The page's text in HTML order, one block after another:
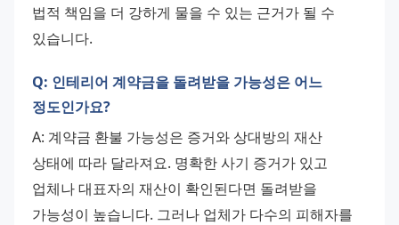
법적 책임을 더 강하게 물을 수 있는 근거가 될 수
있습니다.
Q: 인테리어 계약금을 돌려받을 가능성은 어느
정도인가요?
A: 계약금 환불 가능성은 증거와 상대방의 재산
상태에 따라 달라져요. 명확한 사기 증거가 있고
업체나 대표자의 재산이 확인된다면 돌려받을
가능성이 높습니다. 그러나 업체가 다수의 피해자를